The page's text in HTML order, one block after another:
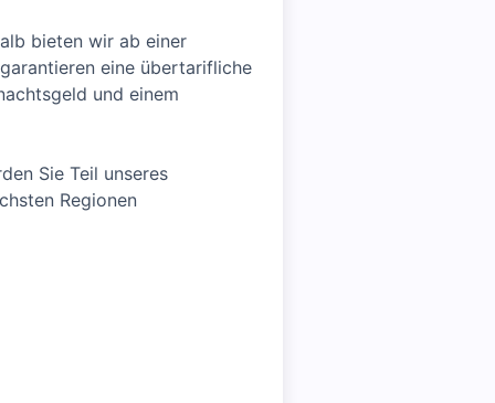
bieten wir ab einer
eine übertarifliche
und einem
Sie Teil unseres
Regionen